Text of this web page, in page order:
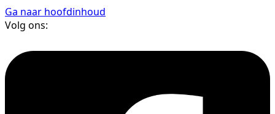
Ga naar hoofdinhoud
Volg ons: